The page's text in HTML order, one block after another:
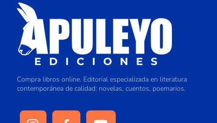
Compra libros online. Editorial especializada en literatura
contemporánea de calidad: novelas, cuentos, poemarios.